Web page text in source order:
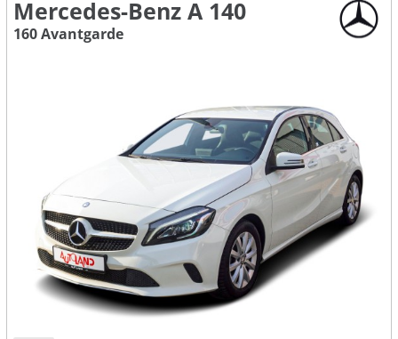
Mercedes-Benz A 140
160 Avantgarde